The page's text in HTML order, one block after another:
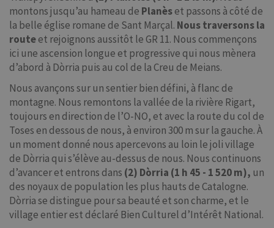
montons jusqu’au hameau de Planèset passons à côté de
la belle église romane de Sant Marçal. Nous traversons la
routeet rejoignons aussitôt le GR 11. Nous commençons
ici une ascension longue et progressive qui nous mènera
d’abord à Dòrria puis au col de la Creu de Meians.
Nous avançons sur un sentier bien défini, à flanc de
montagne. Nous remontons la vallée de la rivière Rigart,
toujours en direction de l’O-NO, et avec la route du col de
Toses en dessous de nous, à environ 300 m sur la gauche. À
un moment donné nous apercevons au loin le joli village
de Dòrria qui s’élève au-dessus de nous. Nous continuons
d’avancer et entrons dans (2) Dòrria (1 h 45 - 1 520 m), un
des noyaux de population les plus hauts de Catalogne.
Dòrria se distingue pour sa beauté et son charme, et le
village entier est déclaré Bien Culturel d’Intérêt National.